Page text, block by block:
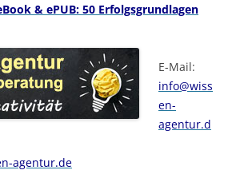
& ePUB: 50 Erfolgsgrundlagen
E-Mail:
info@wiss
en-
agentur.d
agentur.de